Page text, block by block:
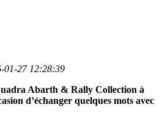
01-27 12:28:39
Abarth & Rally Collection à
d’échanger quelques mots avec